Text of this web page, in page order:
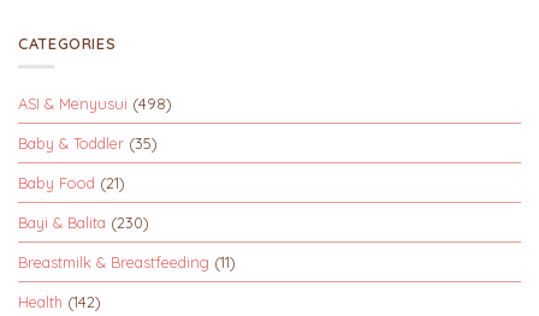
CATEGORIES
ASI & Menyusui (498)
Baby & Toddler (35)
Baby Food (21)
Bayi & Balita (230)
Breastmilk & Breastfeeding (11)
Health (142)